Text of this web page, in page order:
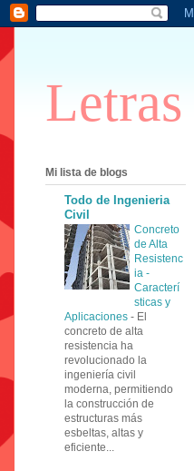
Mi lista de blogs
Todo de Ingenieria
Civil
Concreto
de Alta
Resistenc
ia -
Caracterí
sticas y
Aplicaciones - El
concreto de alta
resistencia ha
revolucionado la
ingeniería civil
moderna, permitiendo
la construcción de
estructuras más
esbeltas, altas y
eficiente...